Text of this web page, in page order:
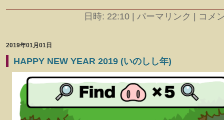
日時: 22:10 | パーマリンク | コメ
2019年01月01日
HAPPY NEW YEAR 2019 (いのしし年)